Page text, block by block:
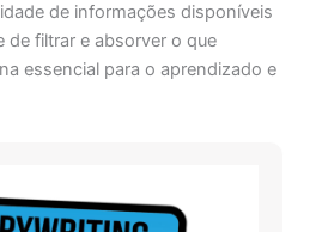
de informações disponíveis
de filtrar e absorver o que
essencial para o aprendizado e